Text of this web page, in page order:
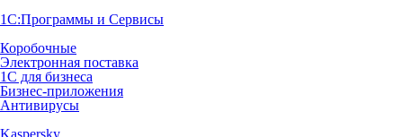
1С:Программы и Сервисы
Коробочные
Электронная поставка
1С для бизнеса
Бизнес-приложения
Антивирусы